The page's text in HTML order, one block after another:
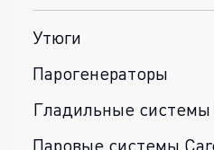
Утюги
Парогенераторы
Гладильные системы
Паровые системы